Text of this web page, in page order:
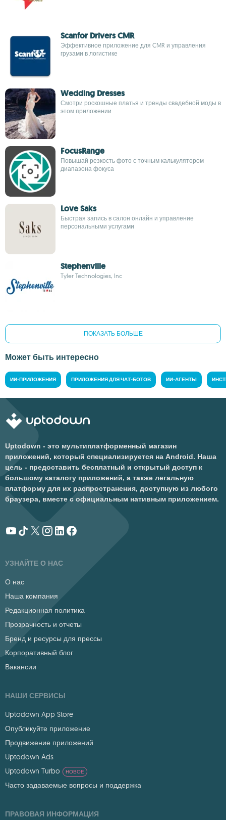
Scanfor Drivers CMR
Эффективное приложение для CMR и управления
грузами в логистике
Wedding Dresses
Смотри роскошные платья и тренды свадебной моды в
этом приложении
FocusRange
Повышай резкость фото с точным калькулятором
диапазона фокуса
Love Saks
Быстрая запись в салон онлайн и управление
персональными услугами
Stephenville
Tyler Technologies, Inc
ПОКАЗАТЬ БОЛЬШЕ
Может быть интересно
ИИ-ПРИЛОЖЕНИЯ ПРИЛОЖЕНИЯ ДЛЯ ЧАТ-БОТОВ ИИ-АГЕНТЫ
Uptodown - это мультиплатформенный магазин
приложений, который специализируется на Android. Наша
цель - предоставить бесплатный и открытый доступ к
большому каталогу приложений, а также легальную
платформу для их распространения, доступную из любого
браузера, вместе с официальным нативным приложением.
УЗНАЙТЕ О НАС
О нас
Наша компания
Редакционная политика
Прозрачность и отчеты
Бренд и ресурсы для прессы
Корпоративный блог
Вакансии
НАШИ СЕРВИСЫ
Uptodown App Store
Опубликуйте приложение
Продвижение приложений
Uptodown Ads
Uptodown Turbo
НОВОЕ
Часто задаваемые вопросы и поддержка
ПРАВОВАЯ ИНФОРМАЦИЯ